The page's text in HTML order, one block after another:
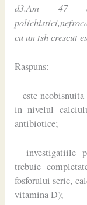
d3.Am 47
cu un tsh crescut
Raspuns:
– este
in nivelul
antibiotice;
– investigatiile
trebuie
fosforului seric,
vitamina D);